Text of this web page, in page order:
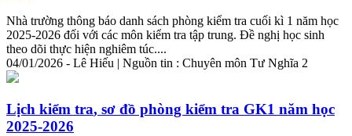
Nhà trường thông báo danh sách phòng kiểm tra cuối kì 1 năm học
2025-2026 đối với các môn kiểm tra tập trung. Đề nghị học sinh
theo dõi thực hiện nghiêm túc....
04/01/2026 - Lê Hiếu | Nguồn tin : Chuyên môn Tư Nghĩa 2
Lịch kiểm tra, sơ đồ phòng kiểm tra GK1 năm học
2025-2026